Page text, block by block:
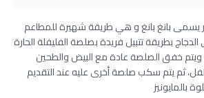
يسمى بانغ بانغ و هي طريقة شهيرة للمطاعم
بطريقة تتبيل فريدة بصلصة الفليفلة الحارة
ويتم خفق الصلصة عادة مع البيض والطحين
ثم يتم سكب صلصة أخرى عليه عند التقديم
بالمايونيز